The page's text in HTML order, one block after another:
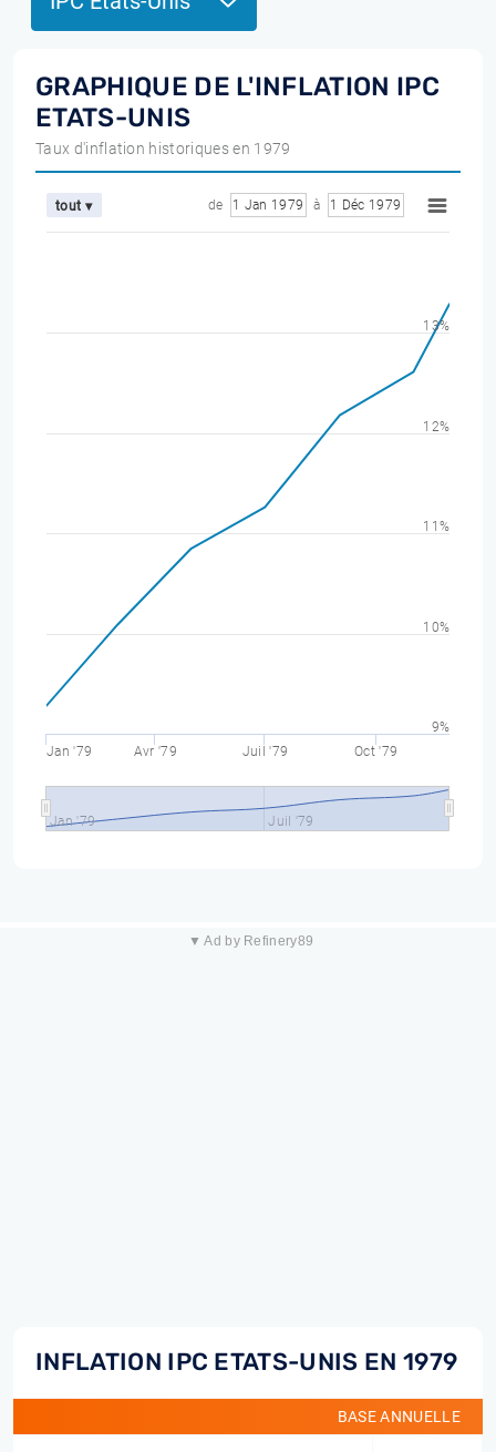
GRAPHIQUE DE L'INFLATION IPC
ETATS-UNIS
Taux d'inflation historiques en 1979
tout ▾ de 1 Jan 1979 à 1 Déc 1979
Jan '79 Avr '79 Juil '79 Oct '79
Jan '79 Juil '79
9%
10%
11%
12%
13%
▼ Ad by Refinery89
INFLATION IPC ETATS-UNIS EN 1979
BASE ANNUELLE